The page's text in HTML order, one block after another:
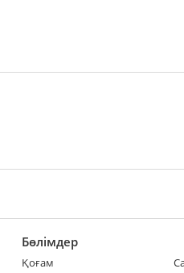
Бөлімдер
Қоғам